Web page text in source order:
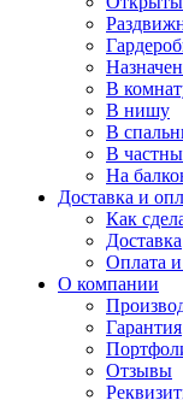
В
В нишу
В
В
На
Доставка и
Как
Доставка
Оплата и
О компании
Гарантия
Отзывы